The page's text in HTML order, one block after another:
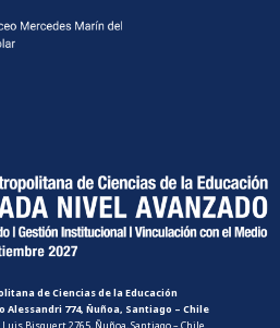
de Ciencias de la Educación
Alessandri 774, Ñuñoa, Santiago – Chile
Luis Bisquert 2765, Ñuñoa, Santiago – Chile